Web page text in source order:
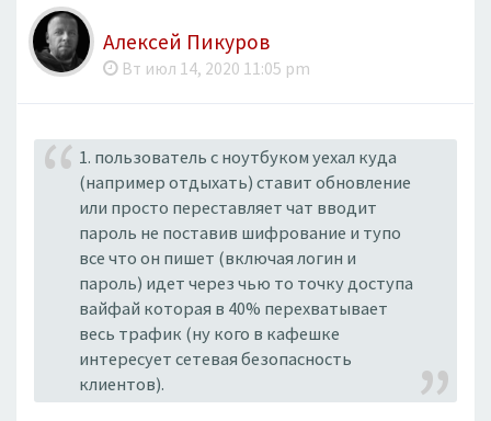
Алексей Пикуров
Вт июл 14, 2020 11:05 pm
1. пользователь с ноутбуком уехал куда
(например отдыхать) ставит обновление
или просто переставляет чат вводит
пароль не поставив шифрование и тупо
все что он пишет (включая логин и
пароль) идет через чью то точку доступа
вайфай которая в 40% перехватывает
весь трафик (ну кого в кафешке
интересует сетевая безопасность
клиентов).